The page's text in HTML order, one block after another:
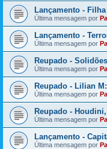
Lançamento -
Última mensagem por
Lançamento -
Última mensagem por
Reupado - Solidões
Última mensagem por
Reupado - Lilian
Última mensagem por
Reupado -
Última mensagem por
Lançamento -
Última mensagem por